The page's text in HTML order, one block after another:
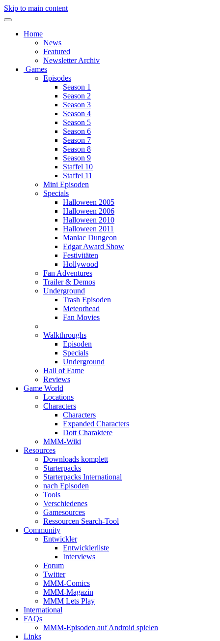
Skip to main content
Home
News
Featured
Newsletter Archiv
Games
Episodes
Season 1
Season 2
Season 3
Season 4
Season 5
Season 6
Season 7
Season 8
Season 9
Staffel 10
Staffel 11
Mini Episoden
Specials
Halloween 2005
Halloween 2006
Halloween 2010
Halloween 2011
Maniac Dungeon
Edgar Award Show
Festivitäten
Hollywood
Fan Adventures
Trailer & Demos
Underground
Trash Episoden
Meteorhead
Fan Movies
Walkthroughs
Episoden
Specials
Underground
Hall of Fame
Reviews
Game World
Locations
Characters
Characters
Expanded Characters
Dott Charaktere
MMM-Wiki
Resources
Downloads komplett
Starterpacks
Starterpacks International
nach Episoden
Tools
Verschiedenes
Gamesources
Ressourcen Search-Tool
Community
Entwickler
Entwicklerliste
Interviews
Forum
Twitter
MMM-Comics
MMM-Magazin
MMM Lets Play
International
FAQs
MMM-Episoden auf Android spielen
Links